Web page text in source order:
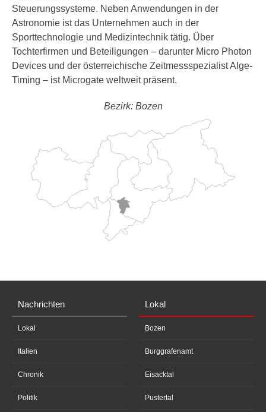
Steuerungssysteme. Neben Anwendungen in der
Astronomie ist das Unternehmen auch in der
Sporttechnologie und Medizintechnik tätig. Über
Tochterfirmen und Beteiligungen – darunter Micro Photon
Devices und der österreichische Zeitmessspezialist Alge-
Timing – ist Microgate weltweit präsent.
Bezirk: Bozen
Nachrichten
Lokal
Italien
Chronik
Politik
Lokal
Bozen
Burggrafenamt
Eisacktal
Pustertal